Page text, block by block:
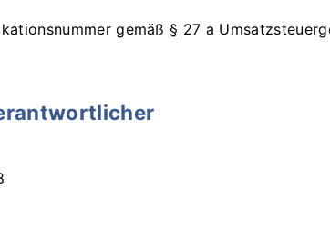
gemäß § 27 a